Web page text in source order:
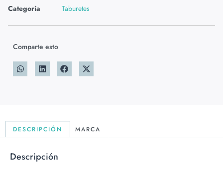
Categoría
Taburetes
Comparte esto
DESCRIPCIÓN MARCA
Descripción